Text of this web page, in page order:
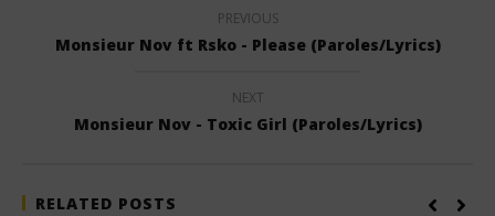
PREVIOUS
Monsieur Nov ft Rsko - Please (Paroles/Lyrics)
NEXT
Monsieur Nov - Toxic Girl (Paroles/Lyrics)
RELATED POSTS